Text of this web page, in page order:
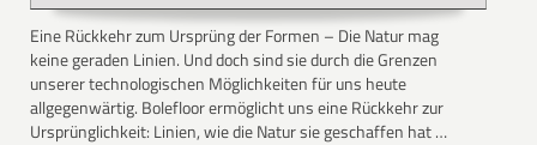
Eine Rückkehr zum Ursprüng der Formen – Die Natur mag
keine geraden Linien. Und doch sind sie durch die Grenzen
unserer technologischen Möglichkeiten für uns heute
allgegenwärtig. Bolefloor ermöglicht uns eine Rückkehr zur
Ursprünglichkeit: Linien, wie die Natur sie geschaffen hat …